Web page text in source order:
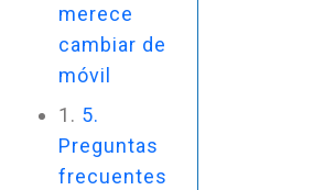
merece
cambiar de
móvil
5.
Preguntas
frecuentes